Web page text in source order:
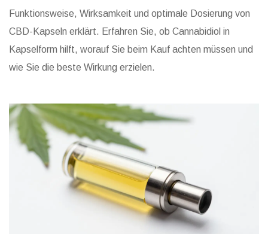
Funktionsweise, Wirksamkeit und optimale Dosierung von
CBD-Kapseln erklärt. Erfahren Sie, ob Cannabidiol in
Kapselform hilft, worauf Sie beim Kauf achten müssen und
wie Sie die beste Wirkung erzielen.